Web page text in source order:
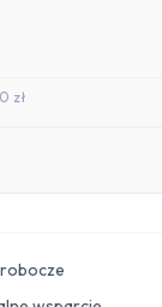
zł